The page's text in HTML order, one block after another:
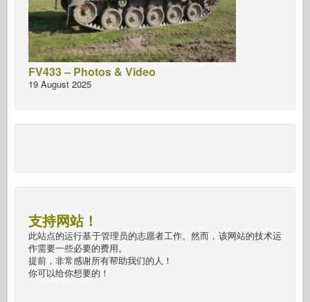
FV433 – Photos & Video
19 August 2025
支持网站！
此站点的运行基于管理员的志愿者工作。然而，该网站的技术运
作需要一些必要的费用。
提前，非常感谢所有帮助我们的人！
你可以给你想要的！